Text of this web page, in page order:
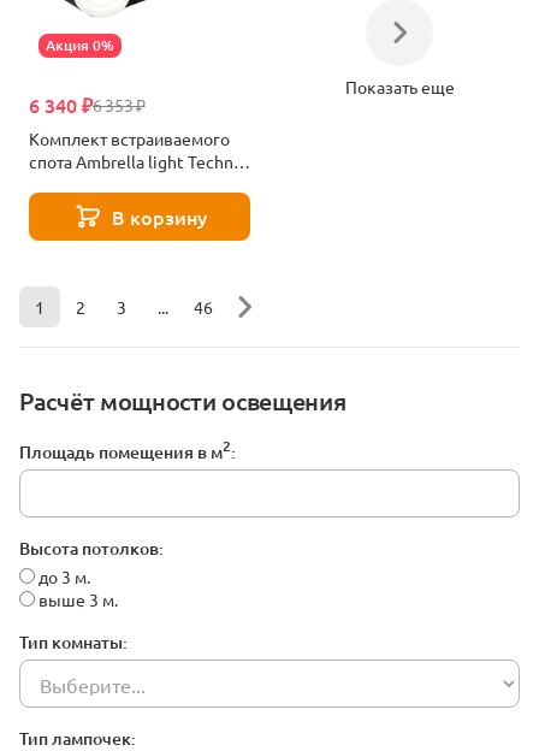
Расчёт мощности освещения
Площадь помещения в м2:
Высота потолков:
до 3 м.
выше 3 м.
Тип комнаты:
Тип лампочек:
Акция 0%
6 353 ₽
6 340 ₽
Комплект встраиваемого
спота Ambrella light Techno
XC7664083В корзину
Показать еще
1 2 3 46